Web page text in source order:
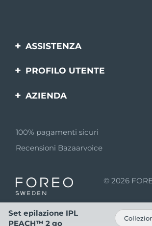
ASSISTENZA
Contattaci
batteria
PROFILO UTENTE
prodotto
AZIENDA
Affiliazione
Notizie di affiliazione
Rivenditori
Termini di Utilizzo
100% pagamenti sicuri
Recensioni Bazaarvoice
© 2026
Set epilazione IPL
PEACH™ 2 go